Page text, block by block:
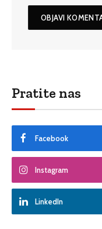
Pratite nas
Facebook
Instagram
LinkedIn